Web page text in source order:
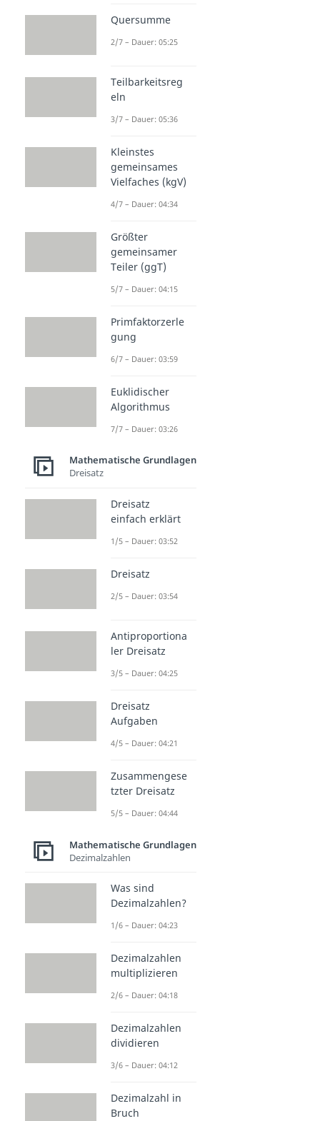
Quersumme
2/7 – Dauer: 05:25
Teilbarkeitsreg
eln
3/7 – Dauer: 05:36
Kleinstes
gemeinsames
Vielfaches (kgV)
4/7 – Dauer: 04:34
Größter
gemeinsamer
Teiler (ggT)
5/7 – Dauer: 04:15
Primfaktorzerle
gung
6/7 – Dauer: 03:59
Euklidischer
Algorithmus
7/7 – Dauer: 03:26
Mathematische Grundlagen
Dreisatz
Dreisatz
einfach erklärt
1/5 – Dauer: 03:52
Dreisatz
2/5 – Dauer: 03:54
Antiproportiona
ler Dreisatz
3/5 – Dauer: 04:25
Dreisatz
Aufgaben
4/5 – Dauer: 04:21
Zusammengese
tzter Dreisatz
5/5 – Dauer: 04:44
Mathematische Grundlagen
Dezimalzahlen
Was sind
Dezimalzahlen?
1/6 – Dauer: 04:23
Dezimalzahlen
multiplizieren
2/6 – Dauer: 04:18
Dezimalzahlen
dividieren
3/6 – Dauer: 04:12
Dezimalzahl in
Bruch